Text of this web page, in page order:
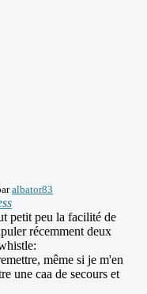
albator83
petit peu la facilité de
récemment deux
même si je m'en
une caa de secours et